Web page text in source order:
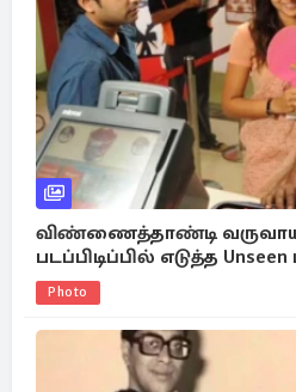
விண்ணைத்தாண்டி
படப்பிடிப்பில் எடுத்த
Photo